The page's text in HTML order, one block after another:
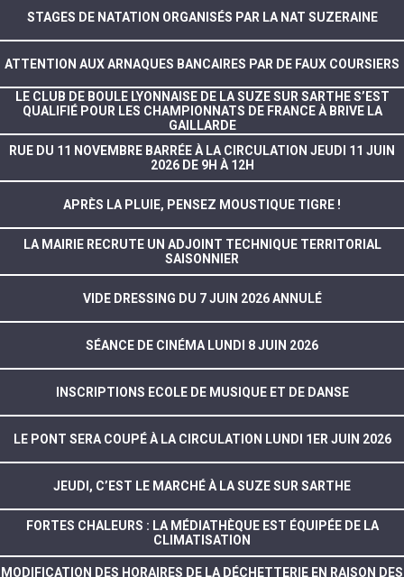
STAGES DE NATATION ORGANISÉS PAR LA NAT SUZERAINE
ATTENTION AUX ARNAQUES BANCAIRES PAR DE FAUX COURSIERS
LE CLUB DE BOULE LYONNAISE DE LA SUZE SUR SARTHE S’EST
QUALIFIÉ POUR LES CHAMPIONNATS DE FRANCE À BRIVE LA
GAILLARDE
RUE DU 11 NOVEMBRE BARRÉE À LA CIRCULATION JEUDI 11 JUIN
2026 DE 9H À 12H
APRÈS LA PLUIE, PENSEZ MOUSTIQUE TIGRE !
LA MAIRIE RECRUTE UN ADJOINT TECHNIQUE TERRITORIAL
SAISONNIER
VIDE DRESSING DU 7 JUIN 2026 ANNULÉ
SÉANCE DE CINÉMA LUNDI 8 JUIN 2026
INSCRIPTIONS ECOLE DE MUSIQUE ET DE DANSE
LE PONT SERA COUPÉ À LA CIRCULATION LUNDI 1ER JUIN 2026
JEUDI, C’EST LE MARCHÉ À LA SUZE SUR SARTHE
FORTES CHALEURS : LA MÉDIATHÈQUE EST ÉQUIPÉE DE LA
CLIMATISATION
MODIFICATION DES HORAIRES DE LA DÉCHETTERIE EN RAISON DES